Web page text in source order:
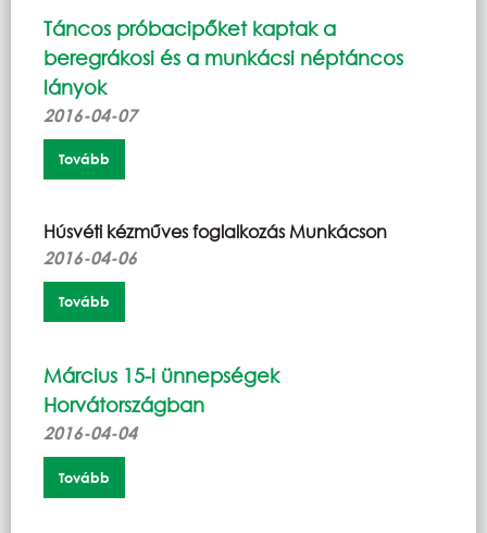
Táncos próbacipőket kaptak a
beregrákosi és a munkácsi néptáncos
lányok
2016-04-07
Tovább
Húsvéti kézműves foglalkozás Munkácson
2016-04-06
Tovább
Március 15-i ünnepségek
Horvátországban
2016-04-04
Tovább